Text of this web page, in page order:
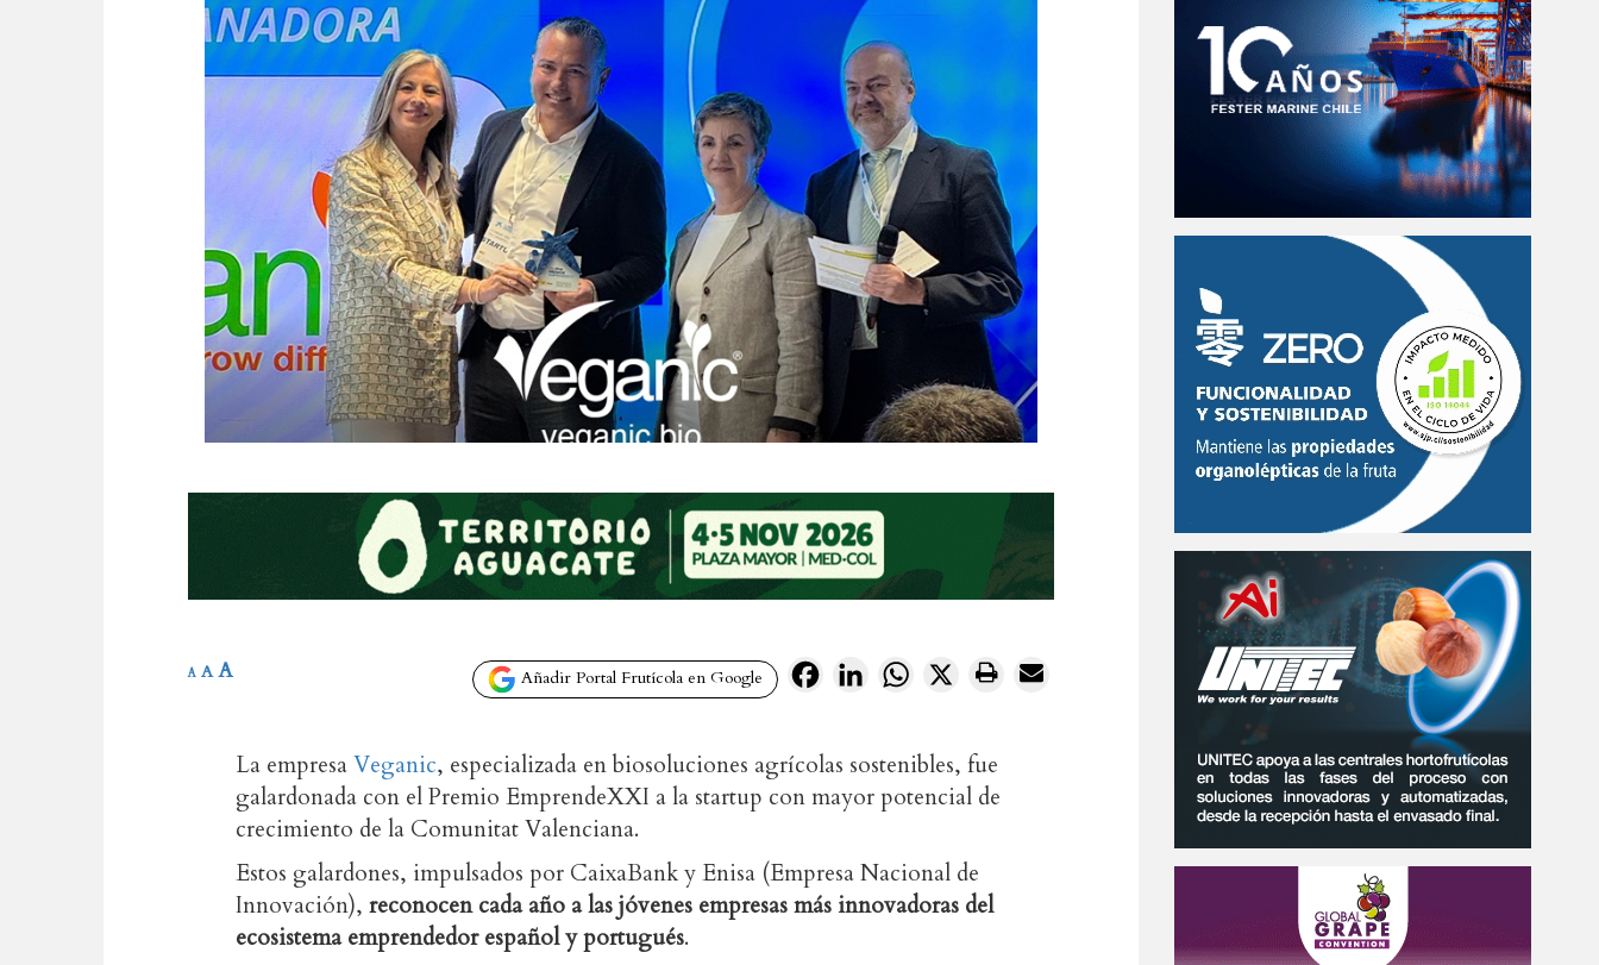
Añadir Portal Frutícola en Google FacebookLinkedInWhatsApp
X
A A A
La empresaVeganic, especializada en biosoluciones agrícolas sostenibles, fue
galardonada con el Premio EmprendeXXI a la startup con mayor potencial de
crecimiento de la Comunitat Valenciana.
Estos galardones, impulsados por CaixaBank y Enisa (Empresa Nacional de
Innovación), reconocen cada año a las jóvenes empresas más innovadoras del
ecosistema emprendedor español y portugués.